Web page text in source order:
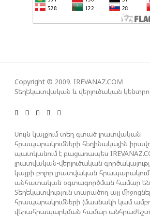
ԻՐԱԿԱՆԱՑՈՒՄԸ
ՄԻԽԵԻԼ ԿԱՎԵԼԱՇՎԻԼԻ.
ՉԻՆԱՍՏԱՆԸ ԲԱՐՁՐ ԵՆ
ՉԵՉԵԼԱՇՎԻԼԻՆ ԱԴՐԲԵՋԱՆ-
ՌԱԶՄԱՎԱՐԱԿԱՆ
ՈՒԿՐԱԻՆԱՅՈՒՄ ԱԴՐԲԵՋԱՆԱԿԱՆ
Copyright © 2009. IREVANAZ.COM
Տեղեկատվական և վերլուծական
Սույն կայքում տեղ գտած լրատվական
հրապարակումների հեղինակային
պատկանում է բացառապես
լրատվական-վերլուծական
կայքի բոլոր լրատվական
անհատական օգտագործման համար
Տեղեկատվություն տարածող այլ
հրապարակումների (մասնակի կամ
վերահրապարկման համար անհրաժեշտ